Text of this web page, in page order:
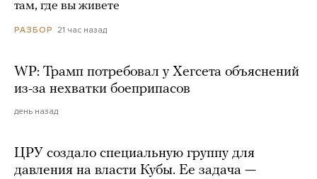
там, где вы живете
РАЗБОР 21 час назад
WP: Трамп потребовал у Хегсета объяснений
из-за нехватки боеприпасов
день назад
ЦРУ создало специальную группу для
давления на власти Кубы. Ее задача —